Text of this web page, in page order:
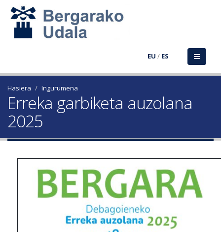
EU / ES
Hasiera Ingurumena
Erreka garbiketa auzolana
2025